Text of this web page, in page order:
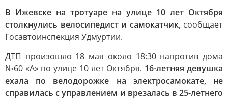
В Ижевске на тротуаре на улице 10 лет Октября
столкнулись велосипедист и самокатчик, сообщает
Госавтоинспекция Удмуртии.
ДТП произошло 18 мая около 18:30 напротив дома
№60 «А» по улице 10 лет Октября. 16-летняя девушка
ехала по велодорожке на электросамокате, не
справилась с управлением и врезалась в 25-летнего